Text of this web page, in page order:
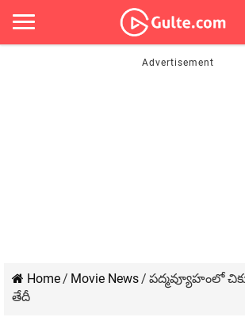
Home/ Movie News/ పద్మవ్యూహంలో
తేదీ